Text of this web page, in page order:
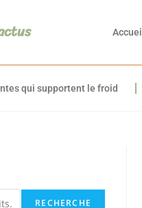
Accueil
qui supportent le froid
RECHERCHE